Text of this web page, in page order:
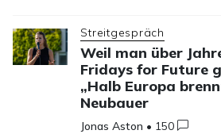
Streitgespräch
Weil man über
Fridays for Future
„Halb Europa
Neubauer
Jonas Aston • 150